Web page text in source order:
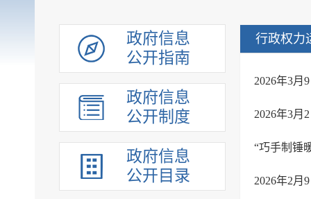
政府信息
公开指南
政府信息
公开制度
政府信息
公开目录
行政权力
2026年3月
2026年3月
“巧手制锤
2026年2月